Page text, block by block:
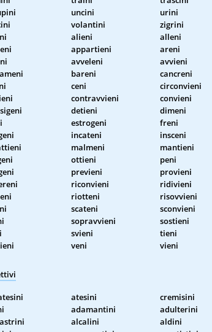
uncini urini
volantini zigrini
alieni alleni
appartieni areni
avveleni avvieni
bareni cancreni
ceni circonvieni
contravvieni convieni
detieni dimeni
estrogeni freni
incateni insceni
malmeni mantieni
ottieni peni
previeni provieni
riconvieni ridivieni
riotteni risovvieni
scateni sconvieni
sopravvieni sostieni
svieni tieni
veni vieni
atesini cremisini
adamantini adulterini
alcalini aldini